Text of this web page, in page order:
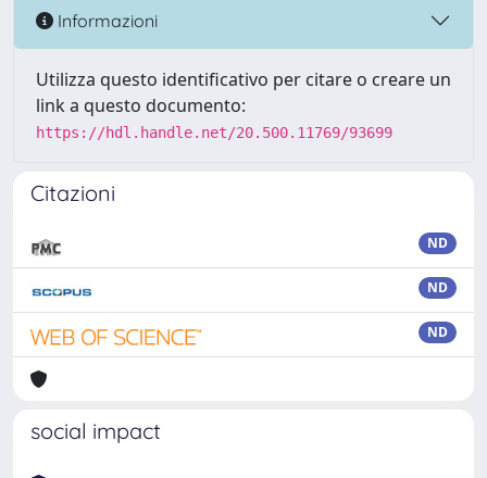
Informazioni
Utilizza questo identificativo per citare o creare un
link a questo documento:
https://hdl.handle.net/20.500.11769/93699
Citazioni
ND
ND
ND
social impact